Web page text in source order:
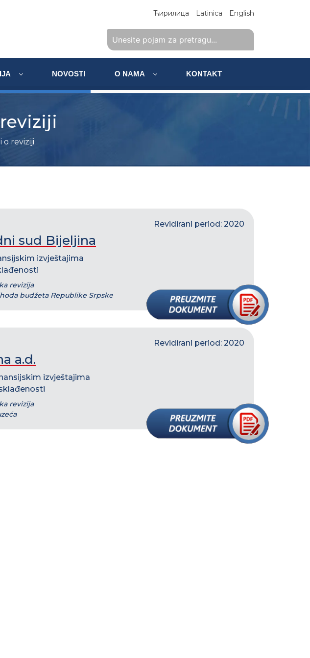
Ћирилица Latinica English
NOVOSTI O NAMA KONTAKT
o reviziji
Revidirani period: 2020
sud Bijeljina
izvještajima
revizija
budžeta Republike Srpske
Revidirani period: 2020
a.d.
izvještajima
revizija